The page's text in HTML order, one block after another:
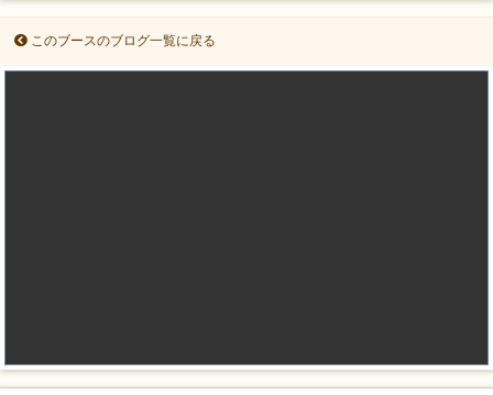
このブースのブログ一覧に戻る